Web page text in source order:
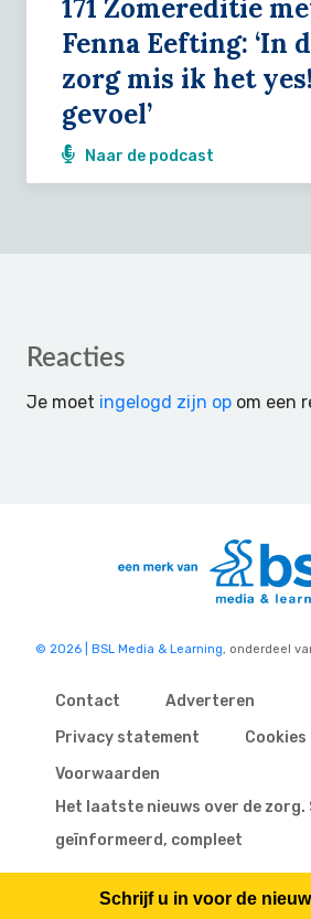
171 Zomereditie
Fenna Eefting: ‘In
zorg mis ik het
gevoel’
Naar de podcast
Reader
Reacties
Je moet ingelogd zijn op om een
© 2026 | BSL Media & Learning, onderdeel
Contact
Adverteren
Privacy statement
Cookies
Voorwaarden
Het laatste nieuws over de zorg.
geïnformeerd, compleet
Schrijf u in voor de